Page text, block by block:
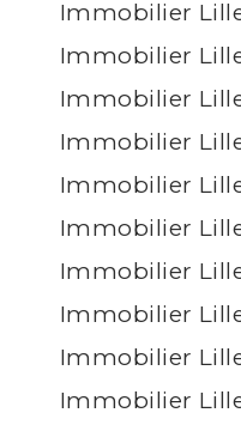
Immobilier
Immobilier
Immobilier
Immobilier
Immobilier
Immobilier
Immobilier
Immobilier
Immobilier
Immobilier